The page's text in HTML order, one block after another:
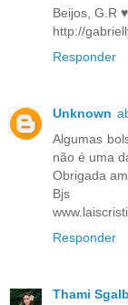
Beijos, G.R
http://
Responder
Unknown
Algumas
não é uma
Obrigada
Bjs
Responder
Thami